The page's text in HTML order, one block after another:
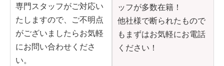
専門スタッフがご対応い
たしますので、ご不明点
がございましたらお気軽
にお問い合わせくださ
い。
ッフが多数在籍！
他社様で断られたもので
もまずはお気軽にお電話
ください！